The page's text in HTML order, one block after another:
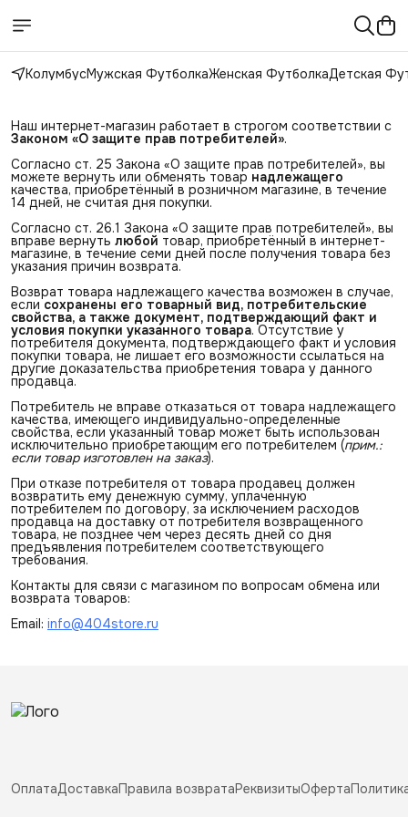
КолумбусМужская ФутболкаЖенская ФутболкаДетская
Наш интернет-магазин работает в строгом соответствии с
Законом «О защите прав потребителей».
Согласно ст. 25 Закона «О защите прав потребителей», вы
можете вернуть или обменять товар надлежащего
качества, приобретённый в розничном магазине, в течение
14 дней, не считая дня покупки.
Согласно ст. 26.1 Закона «О защите прав потребителей», вы
вправе вернуть любой товар, приобретённый в интернет-
магазине, в течение семи дней после получения товара без
указания причин возврата.
Возврат товара надлежащего качества возможен в случае,
еслисохранены его товарный вид, потребительские
свойства, а также документ, подтверждающий факт и
условия покупки указанного товара. Отсутствие у
потребителя документа, подтверждающего факт и условия
покупки товара, не лишает его возможности ссылаться на
другие доказательства приобретения товара у данного
продавца.
Потребитель не вправе отказаться от товара надлежащего
качества, имеющего индивидуально-определенные
свойства, если указанный товар может быть использован
исключительно приобретающим его потребителем (прим.:
если товар изготовлен на заказ).
При отказе потребителя от товара продавец должен
возвратить ему денежную сумму, уплаченную
потребителем по договору, за исключением расходов
продавца на доставку от потребителя возвращенного
товара, не позднее чем через десять дней со дня
предъявления потребителем соответствующего
требования.
Контакты для связи с магазином по вопросам обмена или
возврата товаров:
Email: info@404store.ru
ОплатаДоставкаПравила возвратаРеквизитыОферта